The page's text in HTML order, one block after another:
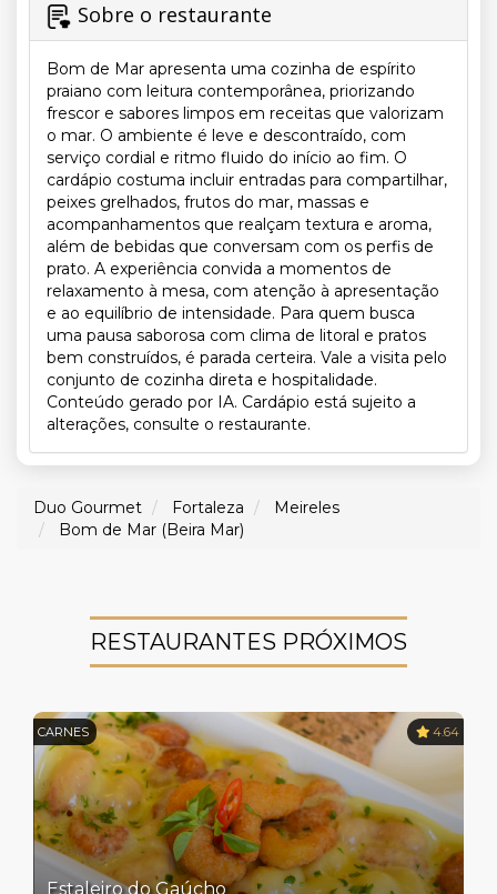
Sobre o restaurante
Bom de Mar apresenta uma cozinha de espírito
praiano com leitura contemporânea, priorizando
frescor e sabores limpos em receitas que valorizam
o mar. O ambiente é leve e descontraído, com
serviço cordial e ritmo fluido do início ao fim. O
cardápio costuma incluir entradas para compartilhar,
peixes grelhados, frutos do mar, massas e
acompanhamentos que realçam textura e aroma,
além de bebidas que conversam com os perfis de
prato. A experiência convida a momentos de
relaxamento à mesa, com atenção à apresentação
e ao equilíbrio de intensidade. Para quem busca
uma pausa saborosa com clima de litoral e pratos
bem construídos, é parada certeira. Vale a visita pelo
conjunto de cozinha direta e hospitalidade.
Conteúdo gerado por IA. Cardápio está sujeito a
alterações, consulte o restaurante.
Duo Gourmet Fortaleza
Meireles
Bom de Mar (Beira Mar)
RESTAURANTES PRÓXIMOS
CARNES 4.64
Estaleiro do Gaúcho